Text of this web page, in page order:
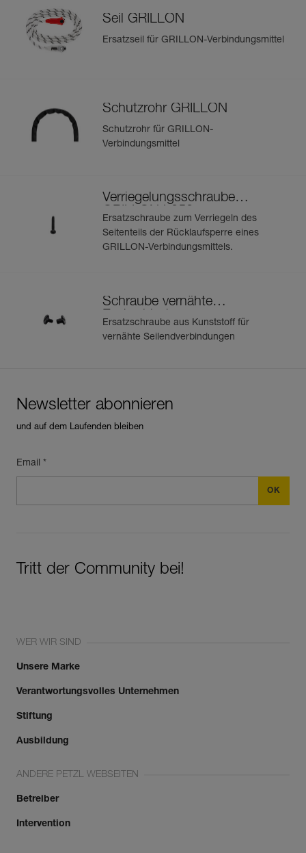
Mehr erfahren
Seil GRILLON
Ersatzseil für GRILLON-Verbindungsmittel
Schutzrohr GRILLON
Schutzrohr für GRILLON-
Verbindungsmittel
Verriegelungsschraube
GRILLON L052
Ersatzschraube zum Verriegeln des
Seitenteils der Rücklaufsperre eines
GRILLON-Verbindungsmittels.
Schraube vernähte
Endverbindung
Ersatzschraube aus Kunststoff für
vernähte Seilendverbindungen
Newsletter abonnieren
und auf dem Laufenden bleiben
Email *
Tritt der Community bei!
WER WIR SIND
Unsere Marke
Verantwortungsvolles Unternehmen
Stiftung
Ausbildung
ANDERE PETZL WEBSEITEN
Betreiber
Intervention